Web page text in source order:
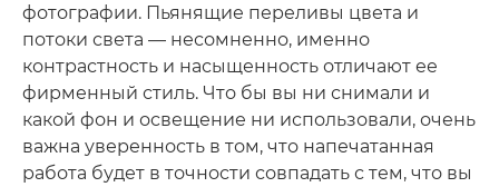
фотографии. Пьянящие переливы цвета и
потоки света — несомненно, именно
контрастность и насыщенность отличают ее
фирменный стиль. Что бы вы ни снимали и
какой фон и освещение ни использовали, очень
важна уверенность в том, что напечатанная
работа будет в точности совпадать с тем, что вы